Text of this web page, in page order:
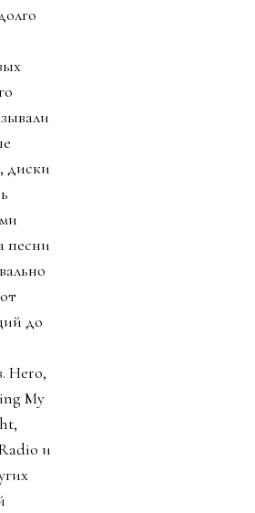
диски
песни
до
Hero,
My
и